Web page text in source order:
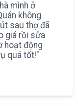
mình ở
không
sau thợ đã
giá rồi sửa
hoạt động
quá tốt!"